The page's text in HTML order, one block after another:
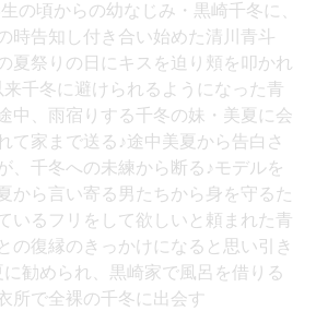
の頃からの幼なじみ・黒崎千冬に、
時告知し付き合い始めた清川青斗
夏祭りの日にキスを迫り頬を叩かれ
来千冬に避けられるようになった青
中、雨宿りする千冬の妹・美夏に会
て家まで送る♪途中美夏から告白さ
、千冬への未練から断る♪モデルを
から言い寄る男たちから身を守るた
いるフリをして欲しいと頼まれた青
の復縁のきっかけになると思い引き
に勧められ、黒崎家で風呂を借りる
所で全裸の千冬に出会す